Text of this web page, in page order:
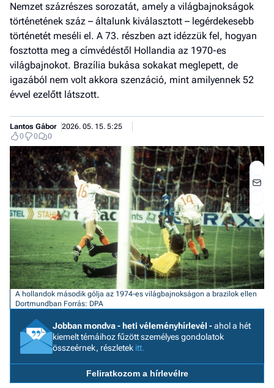
- heti
a
Nemzet százrészes sorozatát, amely a világbajnokságok
történetének száz – általunk kiválasztott – legérdekesebb
történetét meséli el. A 73. részben azt idézzük fel, hogyan
fosztotta meg a címvédéstől Hollandia az 1970-es
világbajnokot. Brazília bukása sokakat meglepett, de
igazából nem volt akkora szenzáció, mint amilyennek 52
évvel ezelőtt látszott.
Lantos Gábor
2026. 05. 15. 5:25
0
0 0
A hollandok második gólja az 1974-es világbajnokságon a brazilok ellen
Dortmundban Forrás: DPA
Jobban mondva - heti véleményhírlevél -ahol a hét
kiemelt témáihoz fűzött személyes gondolatok
összeérnek, részletek itt.
Feliratkozom a hírlevélre